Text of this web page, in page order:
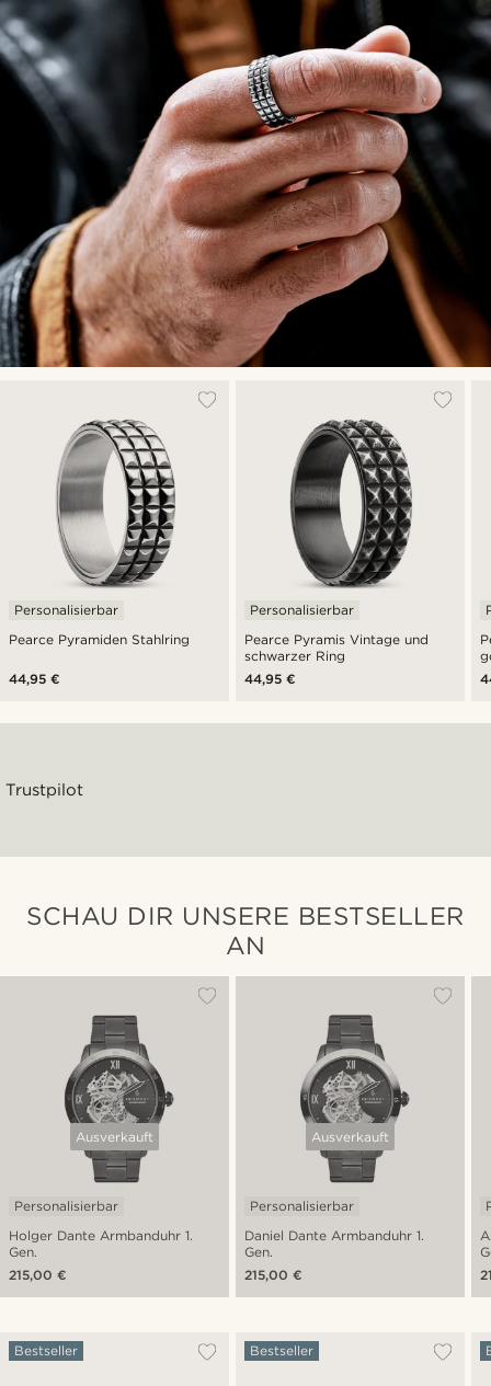
Pearce Pyramiden Stahlring
Personalisierbar
44,95 €
Pearce Pyramis Vintage und
schwarzer Ring
Personalisierbar
44,95 €
Trustpilot
SCHAU DIR UNSERE BESTSELLER
AN
Ausverkauft
Holger Dante Armbanduhr 1.
Gen.
Personalisierbar
215,00 €
Ausverkauft
Daniel Dante Armbanduhr 1.
Gen.
Personalisierbar
215,00 €
Bestseller Bestseller